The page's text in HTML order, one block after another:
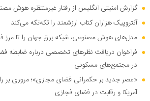
گزارش امنیتی انگلیس از رفتار غیرمنتظره هوش
آنتروپیک هزاران کتاب ارزشمند را تکه‌تکه می‌کند
مدل‌های هوش مصنوعی، شبکه برق جهان را تا مرز
فراخوان دریافت نظر‌های تخصصی درباره ضابطه
در مجتمع‌های مسکونی
«عصر جدید بر حکمرانی فضای مجازی»؛ مروری بر
آمریکا و رقابت در فضای فجازی